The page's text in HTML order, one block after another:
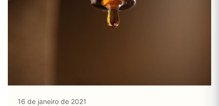
16 de janeiro de 2021